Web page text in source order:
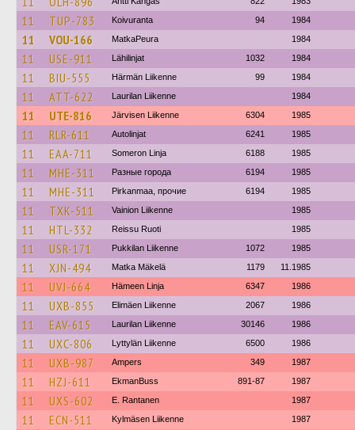
11 TUP-783 Koivuranta 94 1984
11 VOU-166 MatkaPeura 1984
11 USE-911 Lähilinjat 1032 1984
11 BIU-555 Härmän Liikenne 99 1984
11 ATT-622 Laurilan Liikenne 1984
11 UTE-816 Järvisen Liikenne 6304 1985
11 RLR-611 Autolinjat 6241 1985
11 EAA-711 Someron Linja 6188 1985
11 MHE-311 Разные города 6194 1985
11 MHE-311 Pirkanmaa, прочие 6194 1985
11 TXK-511 Vainion Liikenne 1985
11 HTL-332 Reissu Ruoti 1985
11 USR-171 Pukkilan Liikenne 1072 1985
11 XJN-494 Matka Mäkelä 1179 11.1985
11 UVJ-664 Hämeen Linja 6347 1986
11 UXB-855 Elimäen Liikenne 2067 1986
11 EAV-615 Laurilan Liikenne 30146 1986
11 UXC-806 Lyttylän Liikenne 6500 1986
11 UXB-987 Ampers 349 1987
11 HZJ-611 EkmanBuss 891-87 1987
11 UXS-602 E. Rantanen 1987
11 ECN-511 Kylmäsen Liikenne 1987